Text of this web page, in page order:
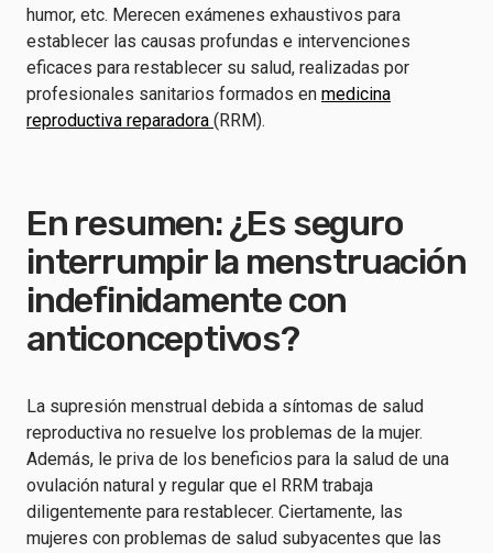
humor, etc. Merecen exámenes exhaustivos para
establecer las causas profundas e intervenciones
eficaces para restablecer su salud, realizadas por
profesionales sanitarios formados en medicina
reproductiva reparadora (RRM).
En resumen: ¿Es seguro
interrumpir la menstruación
indefinidamente con
anticonceptivos?
La supresión menstrual debida a síntomas de salud
reproductiva no resuelve los problemas de la mujer.
Además, le priva de los beneficios para la salud de una
ovulación natural y regular que el RRM trabaja
diligentemente para restablecer. Ciertamente, las
mujeres con problemas de salud subyacentes que las